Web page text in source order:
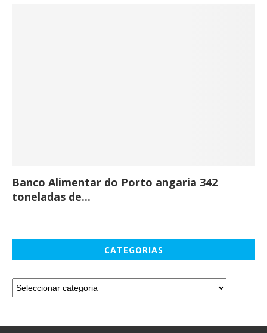
Banco Alimentar do Porto angaria 342
toneladas de...
CATEGORIAS